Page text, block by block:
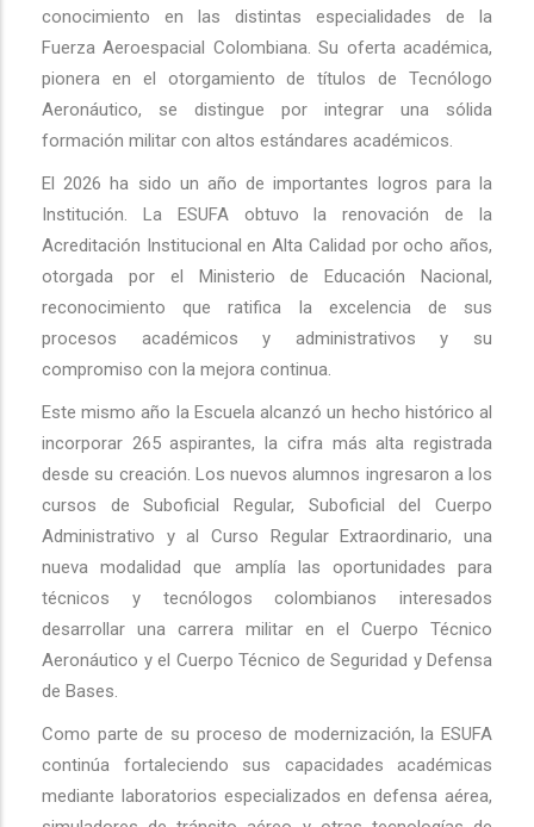
conocimiento en las distintas especialidades de la
Fuerza Aeroespacial Colombiana. Su oferta académica,
pionera en el otorgamiento de títulos de Tecnólogo
Aeronáutico, se distingue por integrar una sólida
formación militar con altos estándares académicos.
El 2026 ha sido un año de importantes logros para la
Institución. La ESUFA obtuvo la renovación de la
Acreditación Institucional en Alta Calidad por ocho años,
otorgada por el Ministerio de Educación Nacional,
reconocimiento que ratifica la excelencia de sus
procesos académicos y administrativos y su
compromiso con la mejora continua.
Este mismo año la Escuela alcanzó un hecho histórico al
incorporar 265 aspirantes, la cifra más alta registrada
desde su creación. Los nuevos alumnos ingresaron a los
cursos de Suboficial Regular, Suboficial del Cuerpo
Administrativo y al Curso Regular Extraordinario, una
nueva modalidad que amplía las oportunidades para
técnicos y tecnólogos colombianos interesados
desarrollar una carrera militar en el Cuerpo Técnico
Aeronáutico y el Cuerpo Técnico de Seguridad y Defensa
de Bases.
Como parte de su proceso de modernización, la ESUFA
continúa fortaleciendo sus capacidades académicas
mediante laboratorios especializados en defensa aérea,